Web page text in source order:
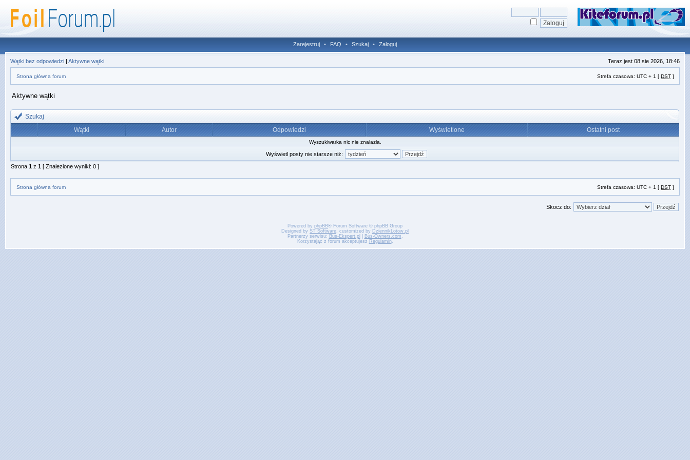
Zarejestruj • FAQ • Szukaj • Zaloguj
Wątki bez odpowiedzi | Aktywne wątki Teraz jest 08 sie 2026, 18:46
Strona główna forum Strefa czasowa: UTC + 1 [ DST ]
Aktywne wątki
Szukaj
Wątki
Autor Odpowiedzi Wyświetlone Ostatni post
Wyszukiwarka nic nie znalazła.
Wyświetl posty nie starsze niż:
Strona 1 z 1 [ Znalezione wyniki: 0 ]
Strona główna forum Strefa czasowa: UTC + 1 [ DST ]
Skocz do:
Powered by phpBB® Forum Software © phpBB Group
Designed by ST Software, customized by DziennikLotow.pl
Partnerzy serwisu: Bus-Ekspert.pl Bus-Owners.com .
Korzystając z forum akceptujesz Regulamin.